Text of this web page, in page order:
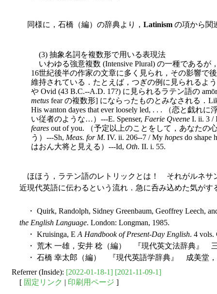
同様に，石橋（編）の辞典より， Latinism の項から関
(3) 抽象名詞を複数形で用いる表現法
いわゆる強意複数 (Intensive Plural) の一種であるが
16世紀後半の作家の文章に多く見られ，その影響で
維持されている．たとえば，つぎの例に見られるよう
や Ovid (43 B.C.--A.D. 17?) に見られるラテン語の
metus fear の複数形] にならったものとみなされる．
His wanton dayes that ever loosely led, . . . （恋と戯れ
い従者のような…）---E. Spenser, Faerie Qveene I. ii. 3 /
feares out of you. （予定以上のことをして，あなたの
う）---Sh, Meas. for M. IV. ii. 206--7 / My hopes do shape
はおん大将と見える）---Id, Oth. II. i. 55.
ほほう，ラテン語のレトリックとは！ それがルネサ
近現代英語に伝わるという流れ．急に呑み込めた気がす
・ Quirk, Randolph, Sidney Greenbaum, Geoffrey Leech,
the English Language. London: Longman, 1985.
・ Kruisinga, E A Handbook of Present-Day English. 4 vols.
・ 荒木 一雄，安井 稔（編） 『現代英文法辞典』 三
・ 石橋 幸太郎（編） 『現代英語学辞典』 成美堂，
Referrer (Inside): [2022-01-18-1] [2021-11-09-1]
[ 固定リンク | 印刷用ページ ]